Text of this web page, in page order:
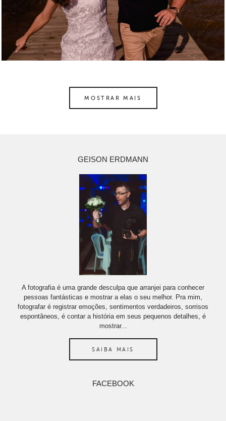
MOSTRAR MAIS
GEISON ERDMANN
A fotografia é uma grande desculpa que arranjei para conhecer
pessoas fantásticas e mostrar a elas o seu melhor. Pra mim,
fotografar é registrar emoções, sentimentos verdadeiros, sorrisos
espontâneos, é contar a história em seus pequenos detalhes, é
mostrar...
SAIBA MAIS
FACEBOOK